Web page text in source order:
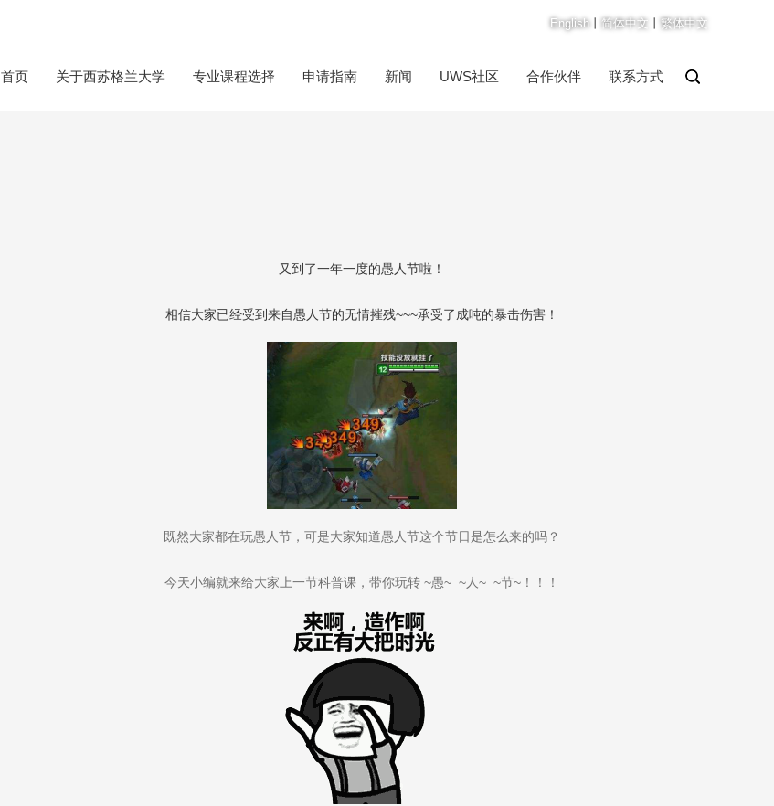
English 简体中文 繁体中文
首页 关于西苏格兰大学 专业课程选择 申请指南 新闻 UWS社区 合作伙伴 联系方式
又到了一年一度的愚人节啦！
相信大家已经受到来自愚人节的无情摧残~~~承受了成吨的暴击伤害！
既然大家都在玩愚人节，可是大家知道愚人节这个节日是怎么来的吗？
今天小编就来给大家上一节科普课，带你玩转 ~愚~ ~人~ ~节~！！！